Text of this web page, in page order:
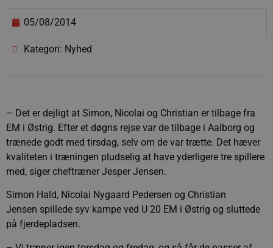
05/08/2014
Kategori: Nyhed
– Det er dejligt at Simon, Nicolai og Christian er tilbage fra
EM i Østrig. Efter et døgns rejse var de tilbage i Aalborg og
trænede godt med tirsdag, selv om de var trætte. Det hæver
kvaliteten i træningen pludselig at have yderligere tre spillere
med, siger cheftræner Jesper Jensen.
Simon Hald, Nicolai Nygaard Pedersen og Christian
Jensen spillede syv kampe ved U 20 EM i Østrig og sluttede
på fjerdepladsen.